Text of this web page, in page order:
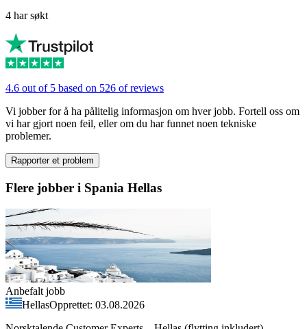
4 har søkt
4.6 out of 5 based on 526 of reviews
Vi jobber for å ha pålitelig informasjon om hver jobb. Fortell oss om
vi har gjort noen feil, eller om du har funnet noen tekniske
problemer.
Rapporter et problem
Flere jobber i Spania Hellas
Anbefalt jobb
HellasOpprettet: 03.08.2026